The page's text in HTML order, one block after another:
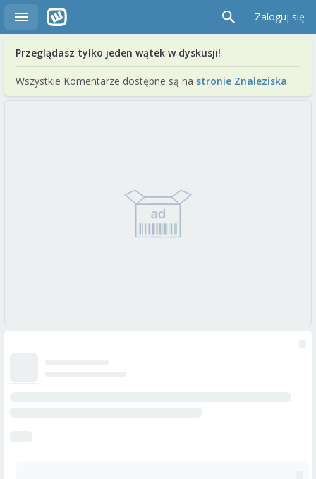
Zaloguj się
Przeglądasz tylko jeden wątek w dyskusji!
Wszystkie Komentarze dostępne są na stronie Znaleziska.